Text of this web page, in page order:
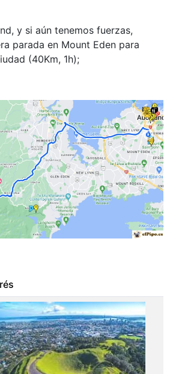
y si aún tenemos fuerzas,
parada en Mount Eden para
(40Km, 1h);